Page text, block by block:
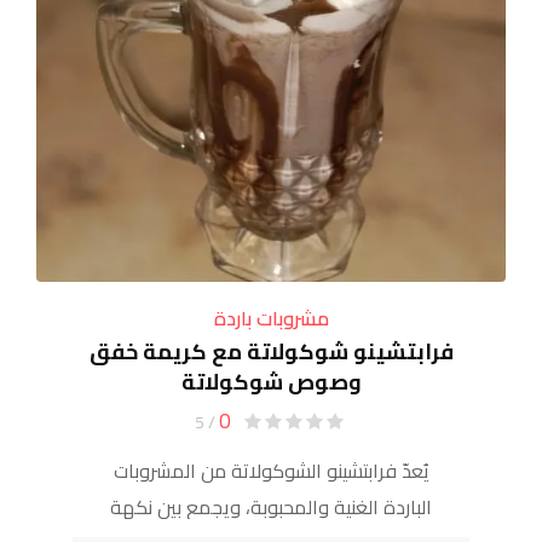
مشروبات باردة
فرابتشينو شوكولاتة مع كريمة خفق
وصوص شوكولاتة
0
/ 5
يُعدّ فرابتشينو الشوكولاتة من المشروبات
الباردة الغنية والمحبوبة، ويجمع بين نكهة